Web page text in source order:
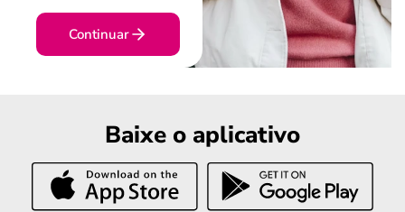
Continuar
Baixe o aplicativo